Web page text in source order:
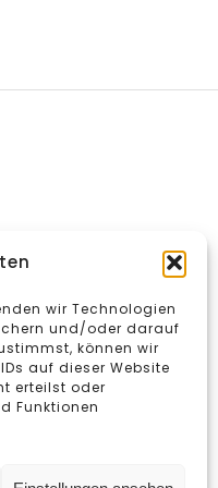
wir Technologien
und/oder darauf
können wir
auf dieser Website
erteilst oder
Funktionen
2
64